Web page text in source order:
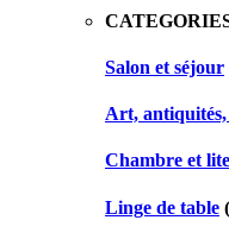
Salon et séjour
Art, antiquités,
Chambre et
Linge de table